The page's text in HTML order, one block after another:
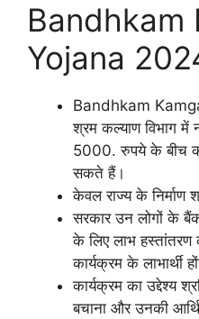
Bandhkam
Yojana
Bandhkam
श्रम कल्याण विभाग
5000. रुपये के बीच की
सकते हैं।
केवल राज्य के निर्माण
सरकार उन लोगों के
के लिए लाभ हस्तांतरण
कार्यक्रम के लाभार्थी
कार्यक्रम का उद्देश्य
बचाना और उनकी